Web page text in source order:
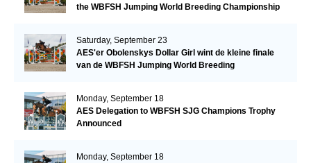
the WBFSH Jumping World Breeding Championship
Saturday, September 23
AES'er Obolenskys Dollar Girl wint de kleine finale
van de WBFSH Jumping World Breeding
Monday, September 18
AES Delegation to WBFSH SJG Champions Trophy
Announced
Monday, September 18